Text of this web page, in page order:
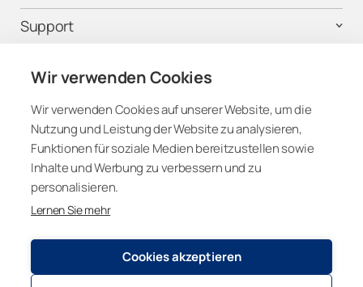
Wir verwenden Cookies
Wir verwenden Cookies auf unserer Website, um die
Nutzung und Leistung der Website zu analysieren,
Funktionen für soziale Medien bereitzustellen sowie
Inhalte und Werbung zu verbessern und zu
personalisieren.
Lernen Sie mehr
Cookies akzeptieren
Nidwalden
Obwalden
Schaffhausen
Schwyz
St. Gallen
Support
Rechtliches
Folgen Sie uns
Switzerland